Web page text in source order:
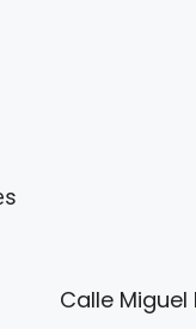
Calle Miguel